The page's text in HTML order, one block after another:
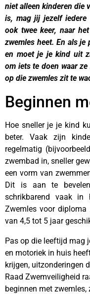
niet alleen kinderen die
is, mag jij jezelf iedere
ook twee keer, naar
zwemles heet. En als je
en moet je je kind uit
om iets te doen waar
op die zwemles zit te
Beginnen
Hoe sneller je je kind
beter. Vaak zijn
regelmatig
zwembad in, sneller
een vorm van
Dit is aan te
schrikbarend vaak in
Zwemles voor
van 4,5 tot 5 jaar
Pas op die leeftijd mag
en motoriek in huis
krijgen, uitzonderingen
Raad Zwemveiligheid
beginnen met zwemles,